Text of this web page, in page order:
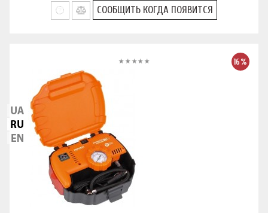
СООБЩИТЬ КОГДА ПОЯВИТСЯ
16%